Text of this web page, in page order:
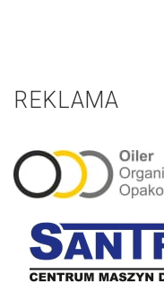
REKLAMA